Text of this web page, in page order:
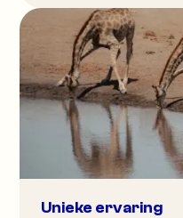
Unieke ervaring